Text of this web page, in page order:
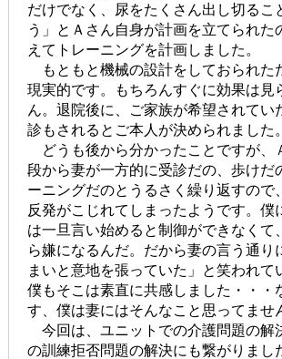
だけでなく、尿をたくさん出し切るこ
う」とＡさん自身が計画を立てられた
えてトレーニングを計画しました。
もともと機械の設計をしておられた
現実的です。もちろんすぐに効果は見
ん。退院後に、ご家族が希望されてい
診もされるとご本人が決められました。
どうも後から分かったことですが、
段から妻が一方的に受診だの、歩けだ
ーニングだのとうるさく繰り返すので
反発がこじれてしまったようです。僕
は一旦言い始めると制御ができなくて
ら嫌になるんだ。だから妻の言う通り
まいと意地を張っていた」と笑われて
僕もそこは素直に共感しました・・・
す、僕は妻にはそんなこと思ってませ
今回は、ユニットでの介護問題の解
の訓練拒否問題の解決にも繋がりまし